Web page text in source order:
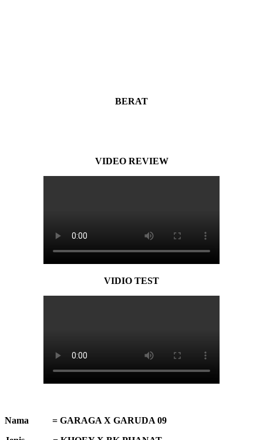
BERAT
VIDEO REVIEW
VIDIO TEST
Nama = GARAGA X GARUDA 09